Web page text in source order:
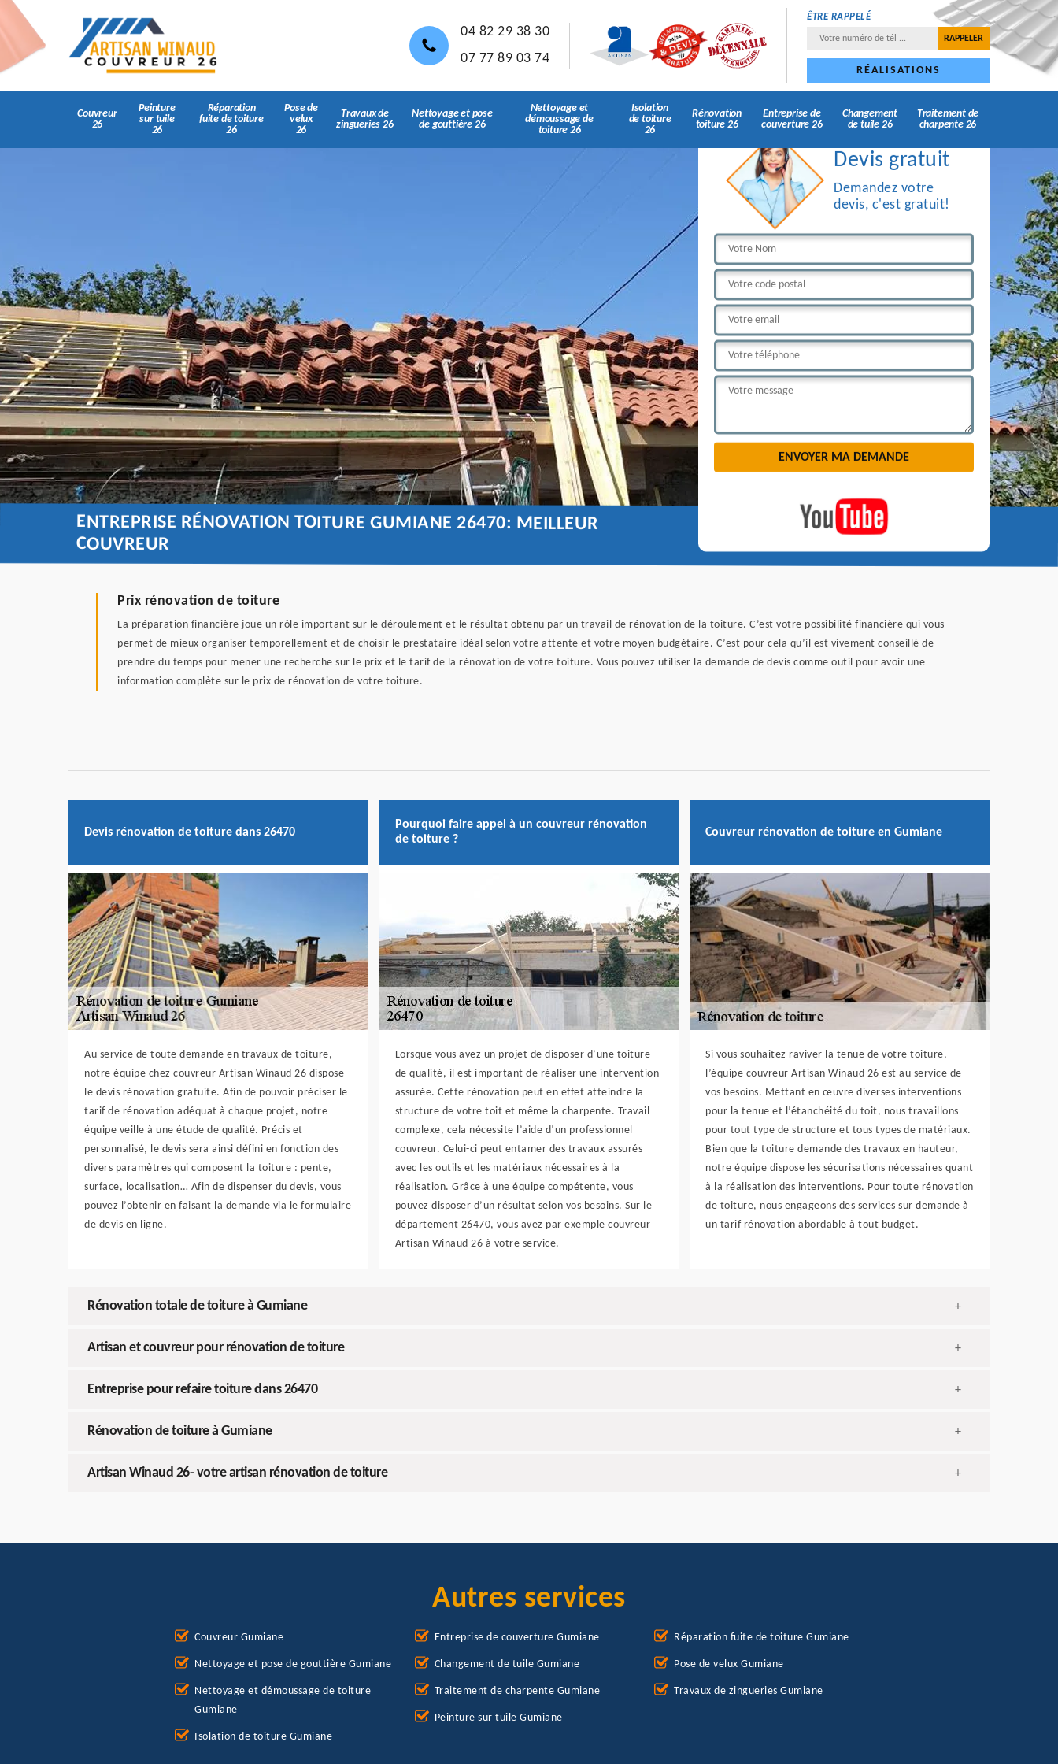
04 82 29 38 30
07 77 89 03 74
ÊTRE RAPPELÉ
RÉALISATIONS
Couvreur
26
Peinture
sur tuile
26
Réparation
fuite de toiture
26
Pose de
velux
26
Travaux de
zingueries 26
Nettoyage et pose
de gouttière 26
Nettoyage et
démoussage de
toiture 26
Isolation
de toiture
26
Rénovation
toiture 26
Entreprise de
couverture 26
Changement
de tuile 26
Traitement de
charpente 26
Devis gratuit
Demandez votre
devis, c'est gratuit!
ENTREPRISE RÉNOVATION TOITURE GUMIANE 26470: MEILLEUR
COUVREUR
Prix rénovation de toiture
La préparation financière joue un rôle important sur le déroulement et le résultat obtenu par un travail de rénovation de la toiture. C’est votre possibilité financière qui vous
permet de mieux organiser temporellement et de choisir le prestataire idéal selon votre attente et votre moyen budgétaire. C’est pour cela qu’il est vivement conseillé de
prendre du temps pour mener une recherche sur le prix et le tarif de la rénovation de votre toiture. Vous pouvez utiliser la demande de devis comme outil pour avoir une
information complète sur le prix de rénovation de votre toiture.
Devis rénovation de toiture dans 26470
Au service de toute demande en travaux de toiture,
notre équipe chez couvreur Artisan Winaud 26 dispose
le devis rénovation gratuite. Afin de pouvoir préciser le
tarif de rénovation adéquat à chaque projet, notre
équipe veille à une étude de qualité. Précis et
personnalisé, le devis sera ainsi défini en fonction des
divers paramètres qui composent la toiture : pente,
surface, localisation… Afin de dispenser du devis, vous
pouvez l’obtenir en faisant la demande via le formulaire
de devis en ligne.
Pourquoi faire appel à un couvreur rénovation
de toiture ?
Lorsque vous avez un projet de disposer d’une toiture
de qualité, il est important de réaliser une intervention
assurée. Cette rénovation peut en effet atteindre la
structure de votre toit et même la charpente. Travail
complexe, cela nécessite l’aide d’un professionnel
couvreur. Celui-ci peut entamer des travaux assurés
avec les outils et les matériaux nécessaires à la
réalisation. Grâce à une équipe compétente, vous
pouvez disposer d’un résultat selon vos besoins. Sur le
département 26470, vous avez par exemple couvreur
Artisan Winaud 26 à votre service.
Couvreur rénovation de toiture en Gumiane
Si vous souhaitez raviver la tenue de votre toiture,
l’équipe couvreur Artisan Winaud 26 est au service de
vos besoins. Mettant en œuvre diverses interventions
pour la tenue et l’étanchéité du toit, nous travaillons
pour tout type de structure et tous types de matériaux.
Bien que la toiture demande des travaux en hauteur,
notre équipe dispose les sécurisations nécessaires quant
à la réalisation des interventions. Pour toute rénovation
de toiture, nous engageons des services sur demande à
un tarif rénovation abordable à tout budget.
Rénovation totale de toiture à Gumiane +
Artisan et couvreur pour rénovation de toiture +
Entreprise pour refaire toiture dans 26470 +
Rénovation de toiture à Gumiane +
Artisan Winaud 26- votre artisan rénovation de toiture +
Autres services
Couvreur Gumiane
Nettoyage et pose de gouttière Gumiane
Nettoyage et démoussage de toiture
Gumiane
Isolation de toiture Gumiane
Entreprise de couverture Gumiane
Changement de tuile Gumiane
Traitement de charpente Gumiane
Peinture sur tuile Gumiane
Réparation fuite de toiture Gumiane
Pose de velux Gumiane
Travaux de zingueries Gumiane